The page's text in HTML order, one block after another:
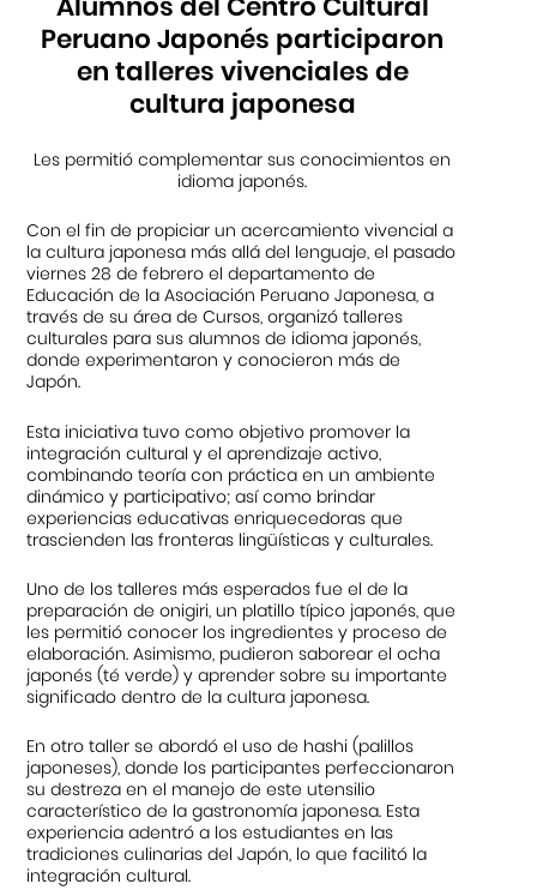
Peruano Japonés participaron
en talleres vivenciales de
cultura japonesa
Les permitió complementar sus conocimientos en
idioma japonés.
Con el fin de propiciar un acercamiento vivencial a
la cultura japonesa más allá del lenguaje, el pasado
viernes 28 de febrero el departamento de
Educación de la Asociación Peruano Japonesa, a
través de su área de Cursos, organizó talleres
culturales para sus alumnos de idioma japonés,
donde experimentaron y conocieron más de
Japón.
Esta iniciativa tuvo como objetivo promover la
integración cultural y el aprendizaje activo,
combinando teoría con práctica en un ambiente
dinámico y participativo; así como brindar
experiencias educativas enriquecedoras que
trascienden las fronteras lingüísticas y culturales.
Uno de los talleres más esperados fue el de la
preparación de onigiri, un platillo típico japonés, que
les permitió conocer los ingredientes y proceso de
elaboración. Asimismo, pudieron saborear el ocha
japonés (té verde) y aprender sobre su importante
significado dentro de la cultura japonesa.
En otro taller se abordó el uso de hashi (palillos
japoneses), donde los participantes perfeccionaron
su destreza en el manejo de este utensilio
característico de la gastronomía japonesa. Esta
experiencia adentró a los estudiantes en las
tradiciones culinarias del Japón, lo que facilitó la
integración cultural.